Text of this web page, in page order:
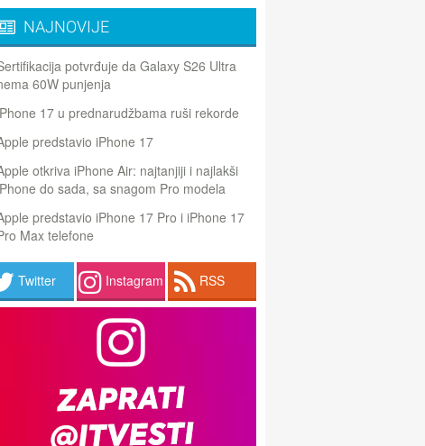
NAJNOVIJE
potvrđuje da Galaxy S26 Ultra
60W punjenja
17 u prednarudžbama ruši rekorde
predstavio iPhone 17
otkriva iPhone Air: najtanjiji i najlakši
do sada, sa snagom Pro modela
predstavio iPhone 17 Pro i iPhone 17
Max telefone
Twitter Instagram RSS